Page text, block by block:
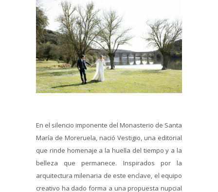
En el silencio imponente del Monasterio de Santa
María de Moreruela, nació Vestigio, una editorial
que rinde homenaje a la huella del tiempo y a la
belleza que permanece. Inspirados por la
arquitectura milenaria de este enclave, el equipo
creativo ha dado forma a una propuesta nupcial